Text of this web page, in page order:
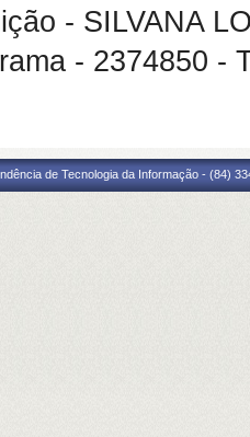
- SILVANA
- 2374850 -
de Tecnologia da Informação - (84)